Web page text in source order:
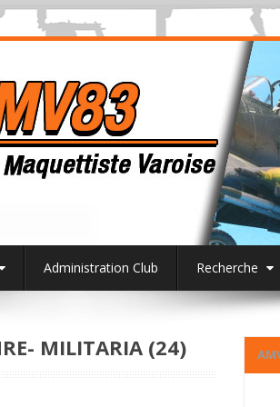
Administration Club Recherche
MILITARIA (24)